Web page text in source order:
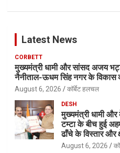
Latest News
CORBETT
मुख्यमंत्री धामी और सांसद अजय
नैनीताल-ऊधम सिंह नगर के विकास
August 6, 2026 कॉर्बेट हलचल
DESH
मुख्यमंत्री धामी
टम्टा के बीच हुई
ढाँचे के विस्तार और
August 6, 2026